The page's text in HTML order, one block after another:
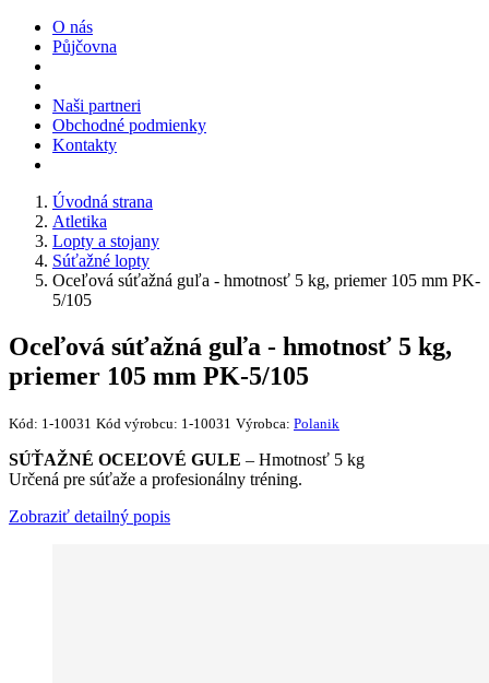
O nás
Půjčovna
Naši partneri
Obchodné podmienky
Kontakty
Úvodná strana
Atletika
Lopty a stojany
Súťažné lopty
Oceľová súťažná guľa - hmotnosť 5 kg, priemer 105 mm PK-
5/105
Oceľová súťažná guľa - hmotnosť 5 kg,
priemer 105 mm PK-5/105
Kód: 1-10031 Kód výrobcu: 1-10031 Výrobca: Polanik
SÚŤAŽNÉ OCEĽOVÉ GULE – Hmotnosť 5 kg
Určená pre súťaže a profesionálny tréning.
Zobraziť detailný popis